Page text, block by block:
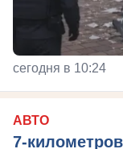
сегодня в 10:24
АВТО
7-